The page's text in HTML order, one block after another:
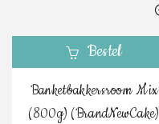
Bestel
Banketbakkersroom Mix
(800g) (BrandNewCake)